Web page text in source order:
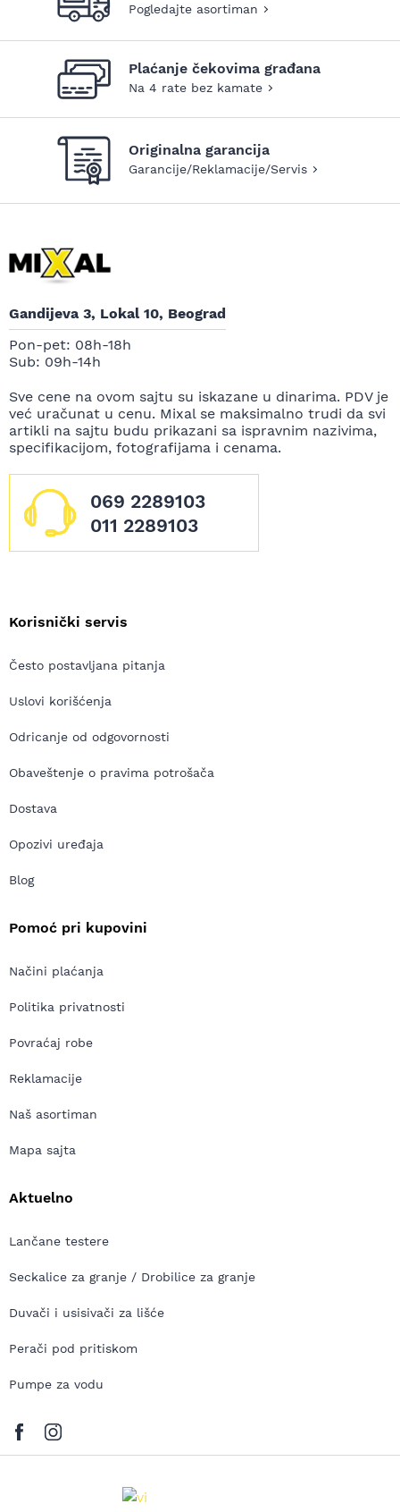
Pogledajte asortiman
Plaćanje čekovima građana
Na 4 rate bez kamate
Originalna garancija
Garancije/Reklamacije/Servis
Gandijeva 3, Lokal 10, Beograd
Pon-pet: 08h-18h
Sub: 09h-14h
Sve cene na ovom sajtu su iskazane u dinarima. PDV je
već uračunat u cenu. Mixal se maksimalno trudi da svi
artikli na sajtu budu prikazani sa ispravnim nazivima,
specifikacijom, fotografijama i cenama.
069 2289103
011 2289103
Korisnički servis
Često postavljana pitanja
Uslovi korišćenja
Odricanje od odgovornosti
Obaveštenje o pravima potrošača
Dostava
Opozivi uređaja
Blog
Pomoć pri kupovini
Načini plaćanja
Politika privatnosti
Povraćaj robe
Reklamacije
Naš asortiman
Mapa sajta
Aktuelno
Lančane testere
Seckalice za granje / Drobilice za granje
Duvači i usisivači za lišće
Perači pod pritiskom
Pumpe za vodu